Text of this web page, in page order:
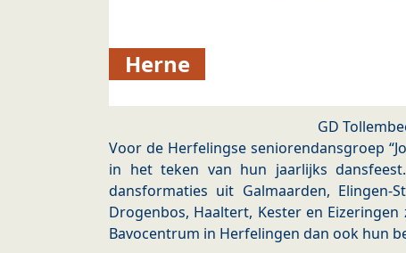
Herne
GD
Voor de Herfelingse seniorendansgroep
in het teken van hun jaarlijks
dansformaties uit Galmaarden, Elingen-
Drogenbos, Haaltert, Kester en
Bavocentrum in Herfelingen dan ook hun